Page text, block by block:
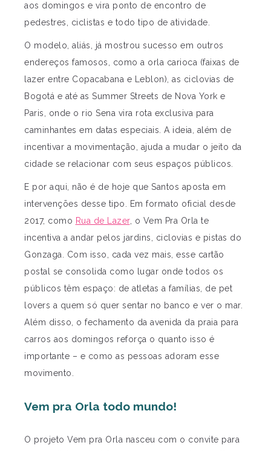
aos domingos e vira ponto de encontro de
pedestres, ciclistas e todo tipo de atividade.
O modelo, aliás, já mostrou sucesso em outros
endereços famosos, como a orla carioca (faixas de
lazer entre Copacabana e Leblon), as ciclovias de
Bogotá e até as Summer Streets de Nova York e
Paris, onde o rio Sena vira rota exclusiva para
caminhantes em datas especiais. A ideia, além de
incentivar a movimentação, ajuda a mudar o jeito da
cidade se relacionar com seus espaços públicos.
E por aqui, não é de hoje que Santos aposta em
intervenções desse tipo. Em formato oficial desde
2017, como Rua de Lazer, o Vem Pra Orla te
incentiva a andar pelos jardins, ciclovias e pistas do
Gonzaga. Com isso, cada vez mais, esse cartão
postal se consolida como lugar onde todos os
públicos têm espaço: de atletas a famílias, de pet
lovers a quem só quer sentar no banco e ver o mar.
Além disso, o fechamento da avenida da praia para
carros aos domingos reforça o quanto isso é
importante – e como as pessoas adoram esse
movimento.
Vem pra Orla todo mundo!
O projeto Vem pra Orla nasceu com o convite para